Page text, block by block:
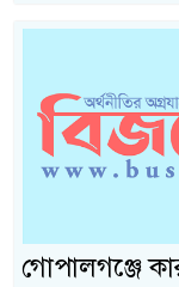
গোপালগঞ্জে